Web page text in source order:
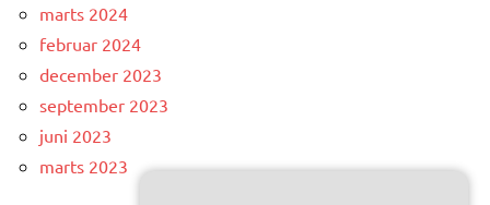
marts 2024
februar 2024
december 2023
september 2023
juni 2023
marts 2023